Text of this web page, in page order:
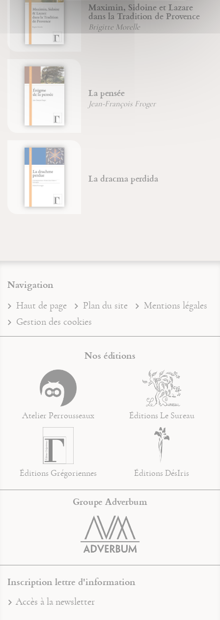
Maximin, Sidoine et Lazare
dans la Tradition de Provence
Brigitte Morelle
La pensée
Jean-François Froger
La dracma perdida
Navigation
Haut de page Plan du site
Mentions légales
Gestion des cookies
Nos éditions
Atelier Perrousseaux Éditions Le Sureau
Éditions Grégoriennes Éditions DésIris
Groupe Adverbum
Inscription lettre d'information
Accès à la newsletter